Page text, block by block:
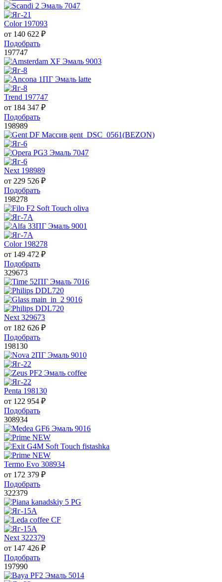
Color 197093
от 140 622 ₽
Подобрать
197747
Trend 197747
от 184 347 ₽
Подобрать
198989
Next 198989
от 229 526 ₽
Подобрать
198278
Color 198278
от 149 472 ₽
Подобрать
329673
Next 329673
от 182 626 ₽
Подобрать
198130
Penta 198130
от 122 954 ₽
Подобрать
308934
Termo Evo 308934
от 172 379 ₽
Подобрать
322379
Next 322379
от 147 426 ₽
Подобрать
197990